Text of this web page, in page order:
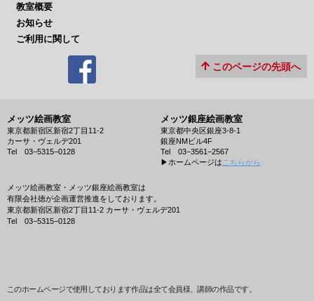
教室概要
お知らせ
ご利用に関して
このページの先頭へ
メッツ絵画教室
東京都新宿区新宿2丁目11-2
カーサ・ヴェルデ201
Tel 03−5315−0128
メッツ銀座絵画教室
東京都中央区銀座3-8-1
銀座NMビル4F
Tel 03−3561−2567
▶︎ホームページはこちらから
メッツ絵画教室・メッツ銀座絵画教室は
有限会社徳が企画運営推進をしております。
東京都新宿区新宿2丁目11-2 カーサ・ヴェルデ201
Tel 03−5315−0128
このホームページで使用しております作品は全て会員様、講師の作品です。